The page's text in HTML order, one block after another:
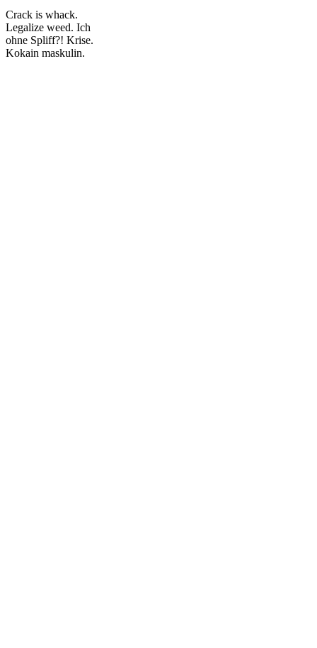
Crack is whack.
Legalize weed. Ich
ohne Spliff?! Krise.
Kokain maskulin.